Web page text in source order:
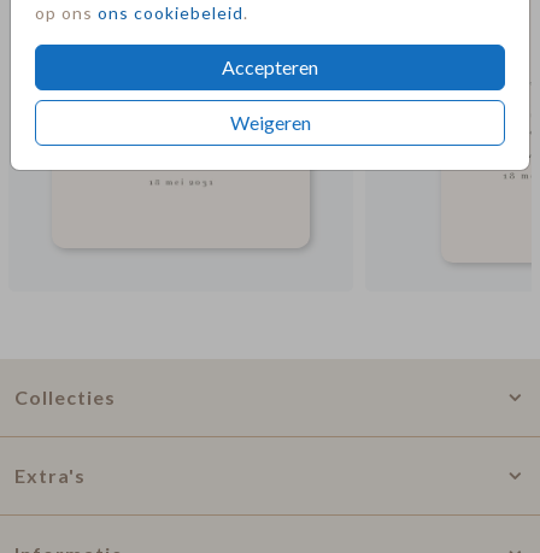
op ons ons cookiebeleid.
Accepteren
Weigeren
Collecties
Extra's